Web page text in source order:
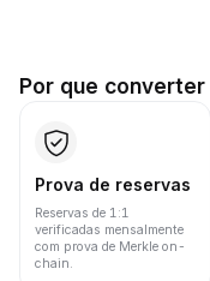
Por que converter
Prova de reservas
Reservas de 1:1
verificadas mensalmente
com prova de Merkle on-
chain.